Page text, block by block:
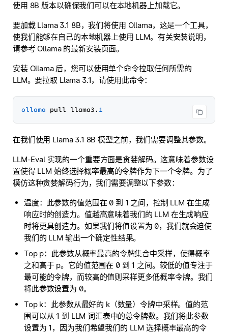
使用 8B 版本以确保我们可以在本地机器上加载它。
要加载 Llama 3.1 8B，我们将使用 Ollama，这是一个工具，
使我们能够在自己的本地机器上使用 LLM。有关安装说明，
请参考 Ollama 的最新安装页面。
安装 Ollama 后，您可以使用单个命令拉取任何所需的
LLM。要拉取 Llama 3.1，请使用此命令：
ollama pull llama3. 1
在我们使用 Llama 3.1 8B 模型之前，我们需要调整其参数。
LLM-Eval 实现的一个重要方面是贪婪解码。这意味着参数设
置使得 LLM 始终选择概率最高的令牌作为下一个令牌。为了
模仿这种贪婪解码行为，我们需要调整以下参数：
温度：此参数的值范围在 0 到 1 之间，控制 LLM 在生成
响应时的创造力。值越高意味着我们的 LLM 在生成响应
时将更具创造力。如果我们将值设置为 0，我们就会迫使
我们的 LLM 输出一个确定性结果。
Top p：此参数从概率最高的令牌集合中采样，使得概率
之和高于 p。它的值范围在 0 到 1 之间。较低的值专注于
最可能的令牌，而较高的值则采样更多低概率令牌。我们
将此参数设置为 0。
Top k：此参数从最好的 k（数量）令牌中采样。值的范
围可以从 1 到 LLM 词汇表中的总令牌数。我们将此参数
设置为 1，因为我们希望我们的 LLM 选择概率最高的令